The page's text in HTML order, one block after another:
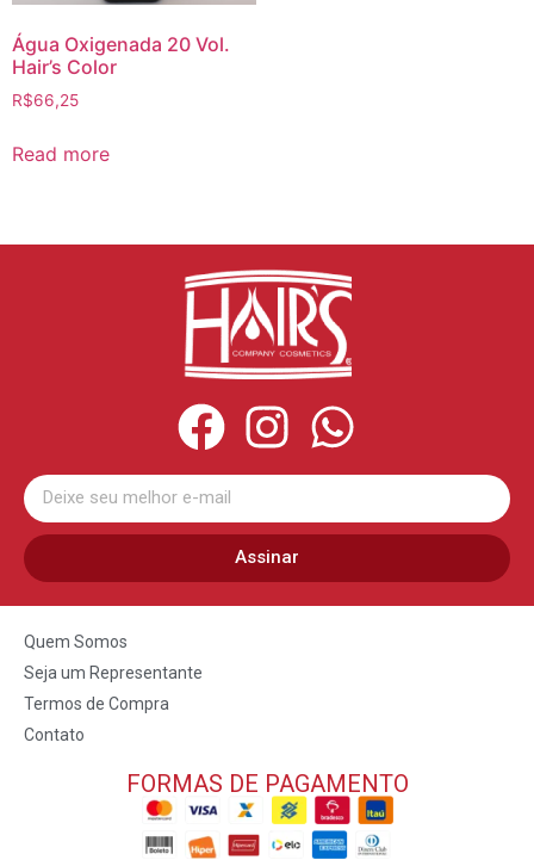
Água Oxigenada 20 Vol.
Hair’s Color
R$66,25
Read more
Assinar
Quem Somos
Seja um Representante
Termos de Compra
Contato
FORMAS DE PAGAMENTO